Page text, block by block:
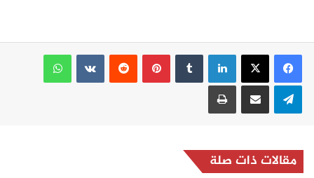
لينكدإن بينتيريست
واتساب
تيلقرام مشاركة عبر البريد طباعة
مقالات ذات صلة